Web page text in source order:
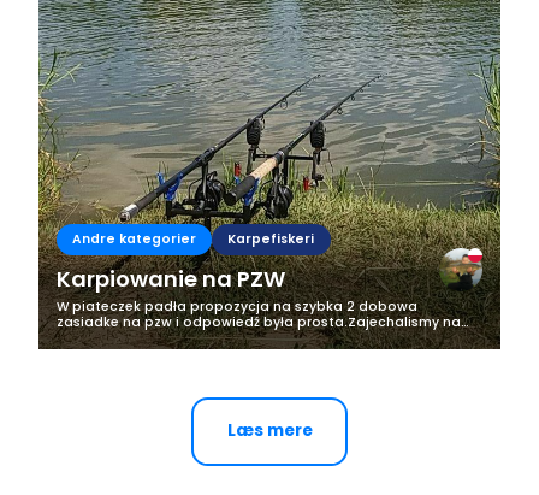
Andre kategorier Karpefiskeri
Karpiowanie na PZW
W piateczek padła propozycja na szybka 2 dobowa
zasiadke na pzw i odpowiedź była prosta.Zajechalismy na
miejscowa wode Zalew Wegrow w piątek o 17 i posiedzielismy
do niedzieli do 12. Pogoda bardzo...
Læs mere